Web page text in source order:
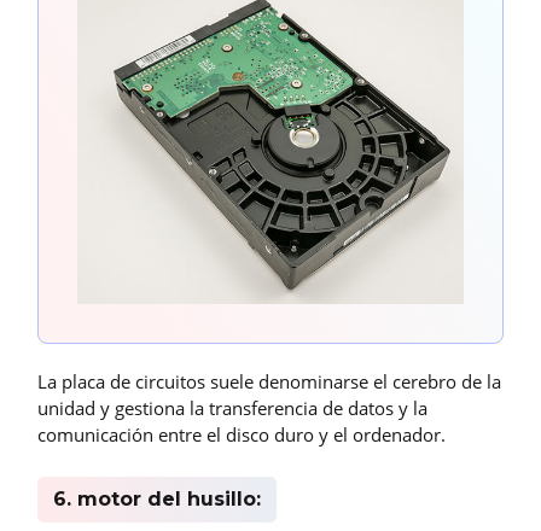
La placa de circuitos suele denominarse el cerebro de la
unidad y gestiona la transferencia de datos y la
comunicación entre el disco duro y el ordenador.
6. motor del husillo: